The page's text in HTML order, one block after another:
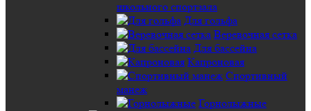
школьного спортзала
Для гольфа
Веревочная сетка
Для бассейна
Капроновая
Спортивный
манеж
Горнолыжные